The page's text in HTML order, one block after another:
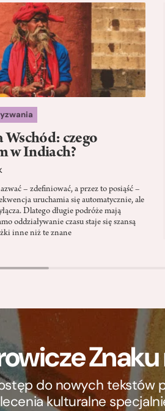
Wschód: czego
w Indiach?
– zdefiniować, a przez to posiąść –
uruchamia się automatycznie, ale
Dlatego długie podróże mają
oddziaływanie czasu staje się szansą
inne niż te znane
do nowych tekstów
kulturalne